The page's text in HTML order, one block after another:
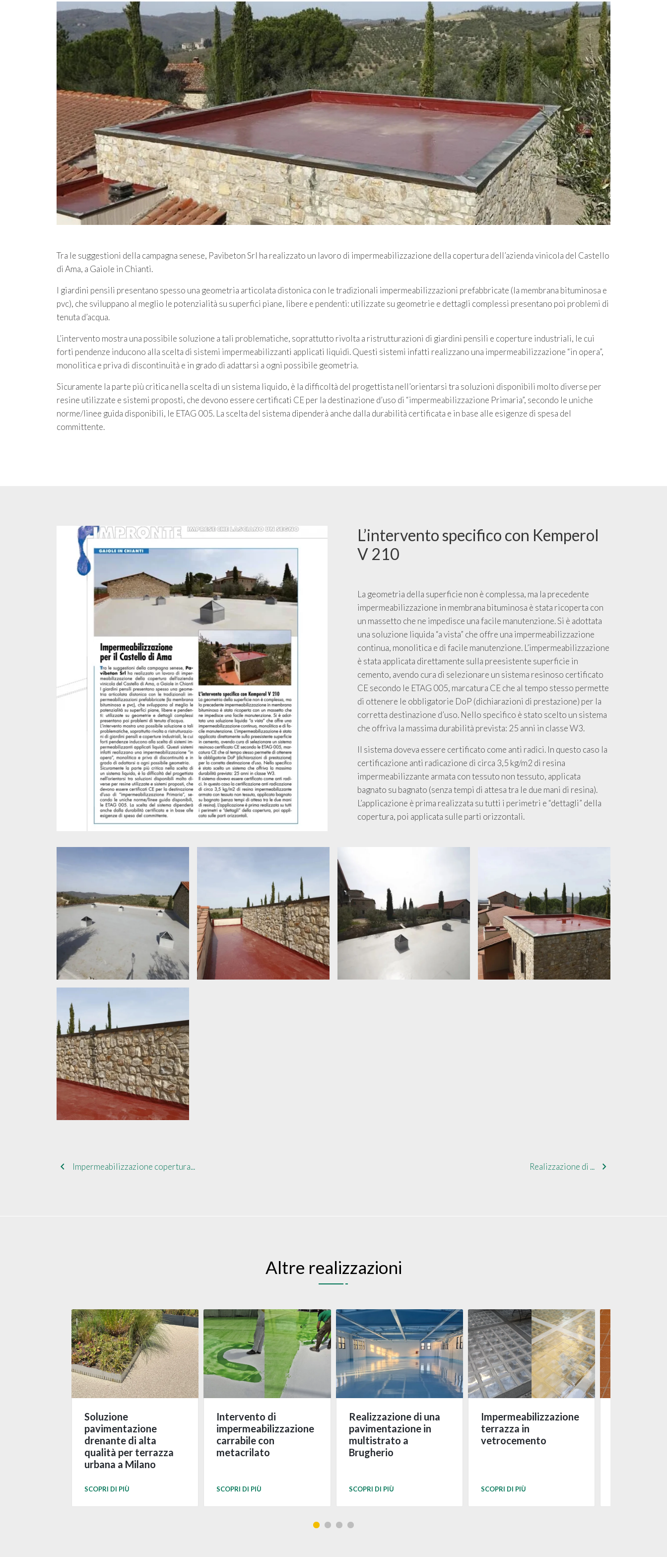
Tra le suggestioni della campagna senese, Pavibeton Srl ha realizzato un lavoro di impermeabilizzazione della copertura dell’azienda vinicola del Castello
di Ama, a Gaiole in Chianti.
I giardini pensili presentano spesso una geometria articolata distonica con le tradizionali impermeabilizzazioni prefabbricate (la membrana bituminosa e
pvc), che sviluppano al meglio le potenzialità su superfici piane, libere e pendenti: utilizzate su geometrie e dettagli complessi presentano poi problemi di
tenuta d’acqua.
L’intervento mostra una possibile soluzione a tali problematiche, soprattutto rivolta a ristrutturazioni di giardini pensili e coperture industriali, le cui
forti pendenze inducono alla scelta di sistemi impermeabilizzanti applicati liquidi. Questi sistemi infatti realizzano una impermeabilizzazione “in opera”,
monolitica e priva di discontinuità e in grado di adattarsi a ogni possibile geometria.
Sicuramente la parte più critica nella scelta di un sistema liquido, è la difficoltà del progettista nell’orientarsi tra soluzioni disponibili molto diverse per
resine utilizzate e sistemi proposti, che devono essere certificati CE per la destinazione d’uso di “impermeabilizzazione Primaria”, secondo le uniche
norme/linee guida disponibili, le ETAG 005. La scelta del sistema dipenderà anche dalla durabilità certificata e in base alle esigenze di spesa del
committente.
L’intervento specifico con Kemperol
V 210
La geometria della superficie non è complessa, ma la precedente
impermeabilizzazione in membrana bituminosa è stata ricoperta con
un massetto che ne impedisce una facile manutenzione. Si è adottata
una soluzione liquida “a vista” che offre una impermeabilizzazione
continua, monolitica e di facile manutenzione. L’impermeabilizzazione
è stata applicata direttamente sulla preesistente superficie in
cemento, avendo cura di selezionare un sistema resinoso certificato
CE secondo le ETAG 005, marcatura CE che al tempo stesso permette
di ottenere le obbligatorie DoP (dichiarazioni di prestazione) per la
corretta destinazione d’uso. Nello specifico è stato scelto un sistema
che offriva la massima durabilità prevista: 25 anni in classe W3.
Il sistema doveva essere certificato come anti radici. In questo caso la
certificazione anti radicazione di circa 3,5 kg/m2 di resina
impermeabilizzante armata con tessuto non tessuto, applicata
bagnato su bagnato (senza tempi di attesa tra le due mani di resina).
L’applicazione è prima realizzata su tutti i perimetri e “dettagli” della
copertura, poi applicata sulle parti orizzontali.
navigate_before Impermeabilizzazione copertura... Realizzazione di ... chevron_right
Altre realizzazioni
Soluzione
pavimentazione
drenante di alta
qualità per terrazza
urbana a Milano
SCOPRI DI PIÙ
Intervento di
impermeabilizzazione
carrabile con
metacrilato
SCOPRI DI PIÙ
Realizzazione di una
pavimentazione in
multistrato a
Brugherio
SCOPRI DI PIÙ
Impermeabilizzazione
terrazza in
vetrocemento
SCOPRI DI PIÙ